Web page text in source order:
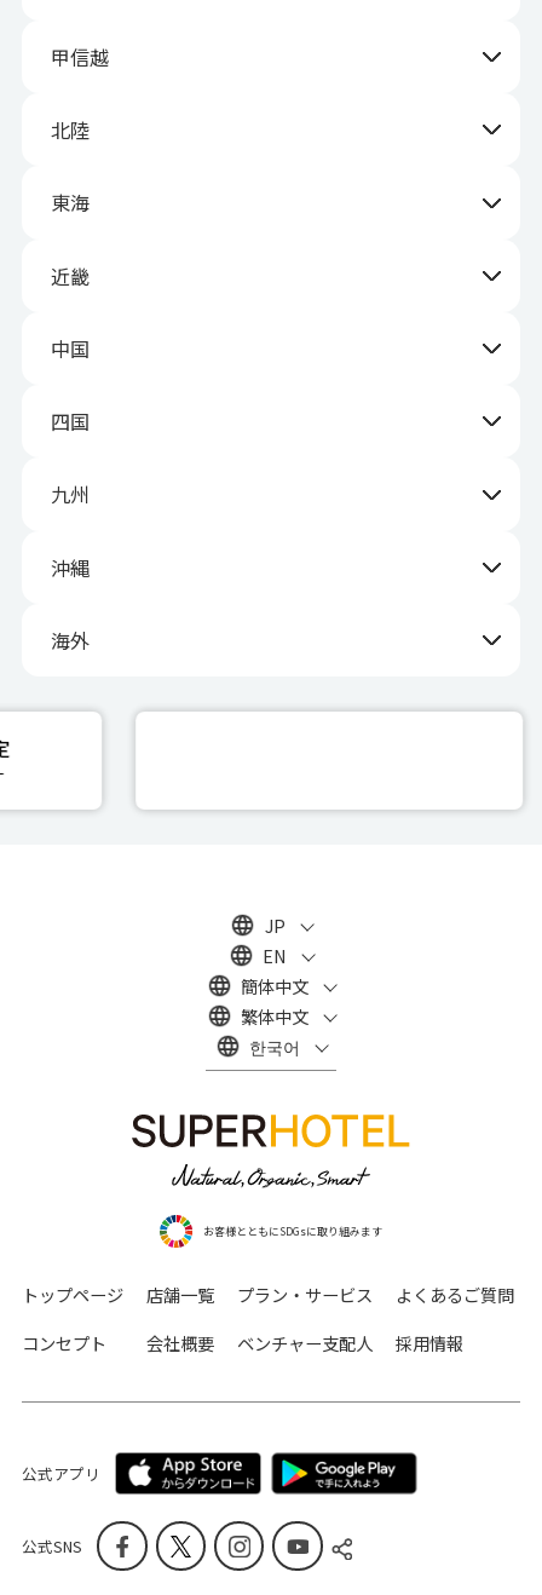
甲信越
北陸
東海
近畿
中国
四国
九州
沖縄
海外
JP
EN
簡体中文
繁体中文
한국어
お客様とともにSDGsに取り組みます
トップページ 店舗一覧 プラン・サービス
よくあるご質問
コンセプト
会社概要 ベンチャー支配人 採用情報
公式アプリ
公式SNS